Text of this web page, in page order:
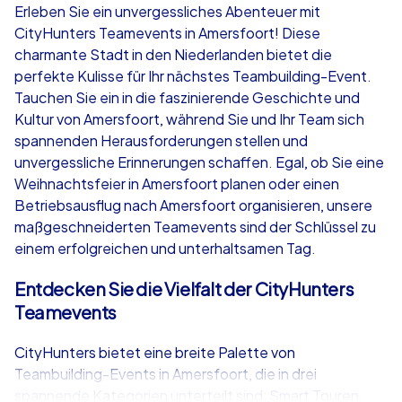
€49,99
iPad Tour
Amersfoort
ab €49,99
Krimi iPad
Erleben Sie ein unvergessliches Abenteuer mit
CityHunters Teamevents in Amersfoort! Diese
charmante Stadt in den Niederlanden bietet die
perfekte Kulisse für Ihr nächstes Teambuilding-Event.
Tauchen Sie ein in die faszinierende Geschichte und
Kultur von Amersfoort, während Sie und Ihr Team sich
spannenden Herausforderungen stellen und
unvergessliche Erinnerungen schaffen. Egal, ob Sie eine
Weihnachtsfeier in Amersfoort planen oder einen
Betriebsausflug nach Amersfoort organisieren, unsere
maßgeschneiderten Teamevents sind der Schlüssel zu
einem erfolgreichen und unterhaltsamen Tag.
Entdecken Sie die Vielfalt der CityHunters
Teamevents
CityHunters bietet eine breite Palette von
Teambuilding-Events in Amersfoort, die in drei